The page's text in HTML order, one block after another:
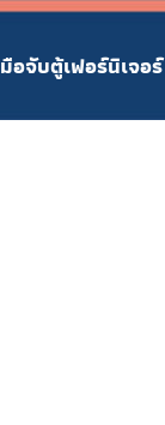
มือจับตู้เฟอร์นิเจอร์